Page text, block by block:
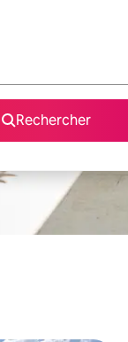
Rechercher